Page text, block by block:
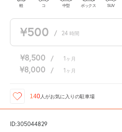
軽 コ 中型 ボックス SUV
¥500 / 24 時間
¥8,500 / 1 ヶ月
¥8,000 / 1 ヶ月
140 人がお気に入りの駐車場
ID:305044829